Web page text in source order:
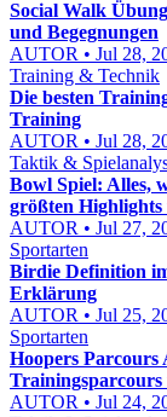
Social Walk
und Begegnungen
AUTOR • Jul 28,
Training & Technik
Die besten
Training
AUTOR • Jul 28,
Taktik &
Bowl Spiel: Alles,
größten Highlights
AUTOR • Jul 27,
Sportarten
Birdie Definition
Erklärung
AUTOR • Jul 25,
Sportarten
Hoopers Parcours
AUTOR • Jul 24,